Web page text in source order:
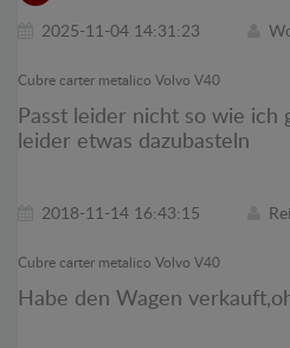
2025-11-04 14:31:23
Cubre carter metalico Volvo V40
Passt leider nicht so wie ich
leider etwas dazubasteln
2018-11-14 16:43:15
Cubre carter metalico Volvo V40
Habe den Wagen